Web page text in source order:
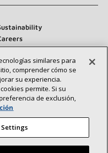
Us
similares para
comprender cómo se
su experiencia.
permite. Si su
de exclusión,
Settings